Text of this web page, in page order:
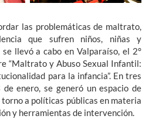
las problemáticas de maltrato,
que sufren niños, niñas y
llevó a cabo en Valparaíso, el 2°
“Maltrato y Abuso Sexual Infantil:
para la infancia”. En tres
enero, se generó un espacio de
a políticas públicas en materia
y herramientas de intervención.